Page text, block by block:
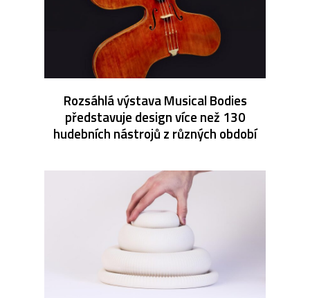
Rozsáhlá výstava Musical Bodies
představuje design více než 130
hudebních nástrojů z různých období